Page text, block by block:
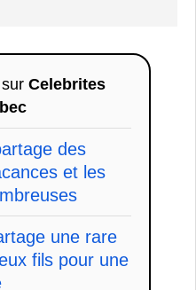
Celebrites
des
et les
une rare
fils pour une